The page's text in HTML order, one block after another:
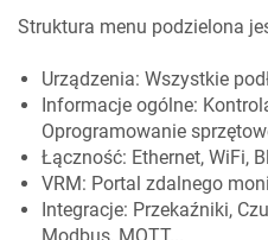
Struktura menu podzielona
Urządzenia: Wszystkie
Informacje ogólne:
Oprogramowanie
Łączność: Ethernet, WiFi,
VRM: Portal zdalnego
Integracje: Przekaźniki,